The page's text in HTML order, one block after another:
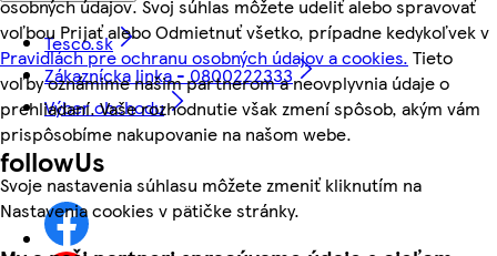
osobných údajov. Svoj súhlas môžete udeliť alebo spravovať
voľbou Prijať alebo Odmietnuť všetko, prípadne kedykoľvek v
Pravidlách pre ochranu osobných údajov a cookies. Tieto
voľby oznámime našim partnerom a neovplyvnia údaje o
prehliadaní. Vaše rozhodnutie však zmení spôsob, akým vám
prispôsobíme nakupovanie na našom webe.
Svoje nastavenia súhlasu môžete zmeniť kliknutím na
Nastavenia cookies v pätičke stránky.
Tesco.sk
Zákaznícka linka - 0800222333
Výber obchodu
followUs